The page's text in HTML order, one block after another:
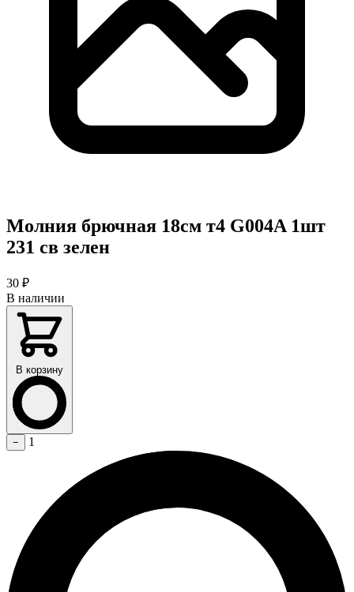
Молния брючная 18см т4 G004A 1шт
231 св зелен
30 ₽
В наличии
В корзину
− 1